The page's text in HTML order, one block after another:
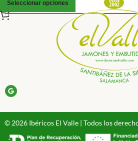
Seleccionar opciones
© 2026 Ibéricos El Valle | Todos los